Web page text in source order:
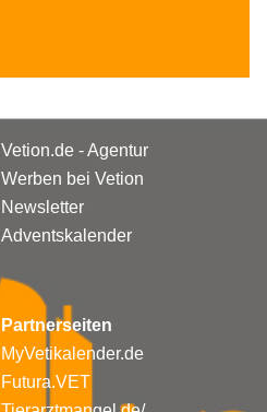
Vetion.de - Agentur
Werben bei Vetion
Newsletter
Adventskalender
Partnerseiten
MyVetikalender.de
Futura.VET